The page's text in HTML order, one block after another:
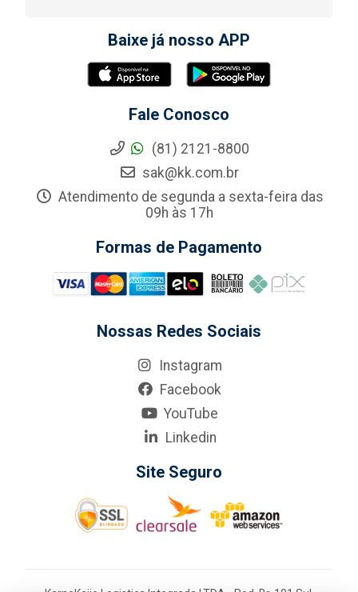
Baixe já nosso APP
Fale Conosco
(81) 2121-8800
sak@kk.com.br
Atendimento de segunda a sexta-feira das
09h às 17h
Formas de Pagamento
Nossas Redes Sociais
Instagram
Facebook
YouTube
Linkedin
Site Seguro